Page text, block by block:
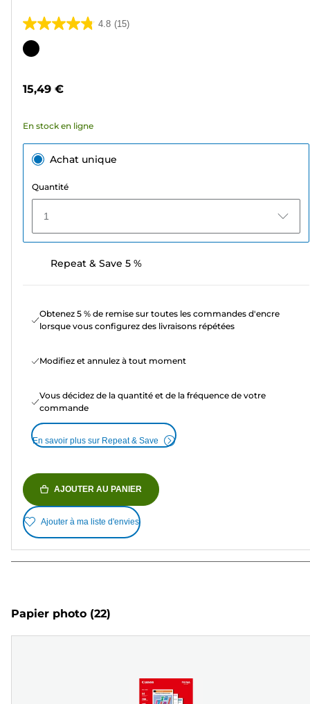
4.8 (15)
4.8
sur
15
Cartouche
15,49 €
En stock en ligne
Achat unique
Quantité
1
Repeat & Save 5 %
Obtenez 5 % de remise sur toutes les commandes d'encre
lorsque vous configurez des livraisons répétées
Modifiez et annulez à tout moment
Vous décidez de la quantité et de la fréquence de votre
commande
En savoir plus sur Repeat & Save
AJOUTER AU PANIER
Ajouter à ma liste d'envies
Papier photo (22)